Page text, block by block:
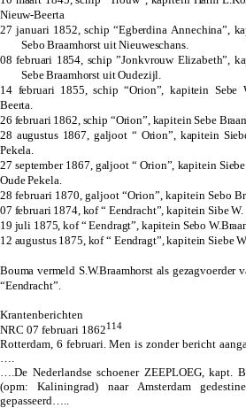
Nieuw-Beerta
27 januari 1852, schip “Egberdina Annechina”,
Sebo Braamhorst uit Nieuweschans.
08 februari 1854, schip ”Jonkvrouw Elizabeth”,
Sebe Braamhorst uit Oudezijl.
14 februari 1855, schip “Orion”, kapitein Sebe
Beerta.
26 februari 1862, schip “Orion”, kapitein Sebe
28 augustus 1867, galjoot “ Orion”, kapitein
Pekela.
27 september 1867, galjoot “ Orion”, kapitein
Oude Pekela.
28 februari 1870, galjoot “Orion”, kapitein Sebo
07 februari 1874, kof “ Eendracht”, kapitein Sibe
19 juli 1875, kof “ Eendragt”, kapitein Sebo
12 augustus 1875, kof “ Eendragt”, kapitein Siebe
Bouma vermeld S.W.Braamhorst als gezagvoerder
“Eendracht”.
Krantenberichten
NRC 07 februari 1862114
Rotterdam, 6 februari. Men is zonder bericht
….
….De Nederlandse schoener ZEEPLOEG, kapt.
(opm: Kaliningrad) naar Amsterdam
gepasseerd…..